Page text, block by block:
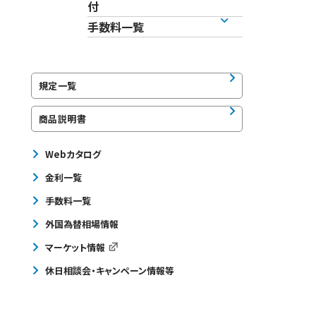
付
手数料一覧
規定一覧
商品説明書
Webカタログ
金利一覧
手数料一覧
外国為替相場情報
マーケット情報
休日相談会・キャンペーン情報等